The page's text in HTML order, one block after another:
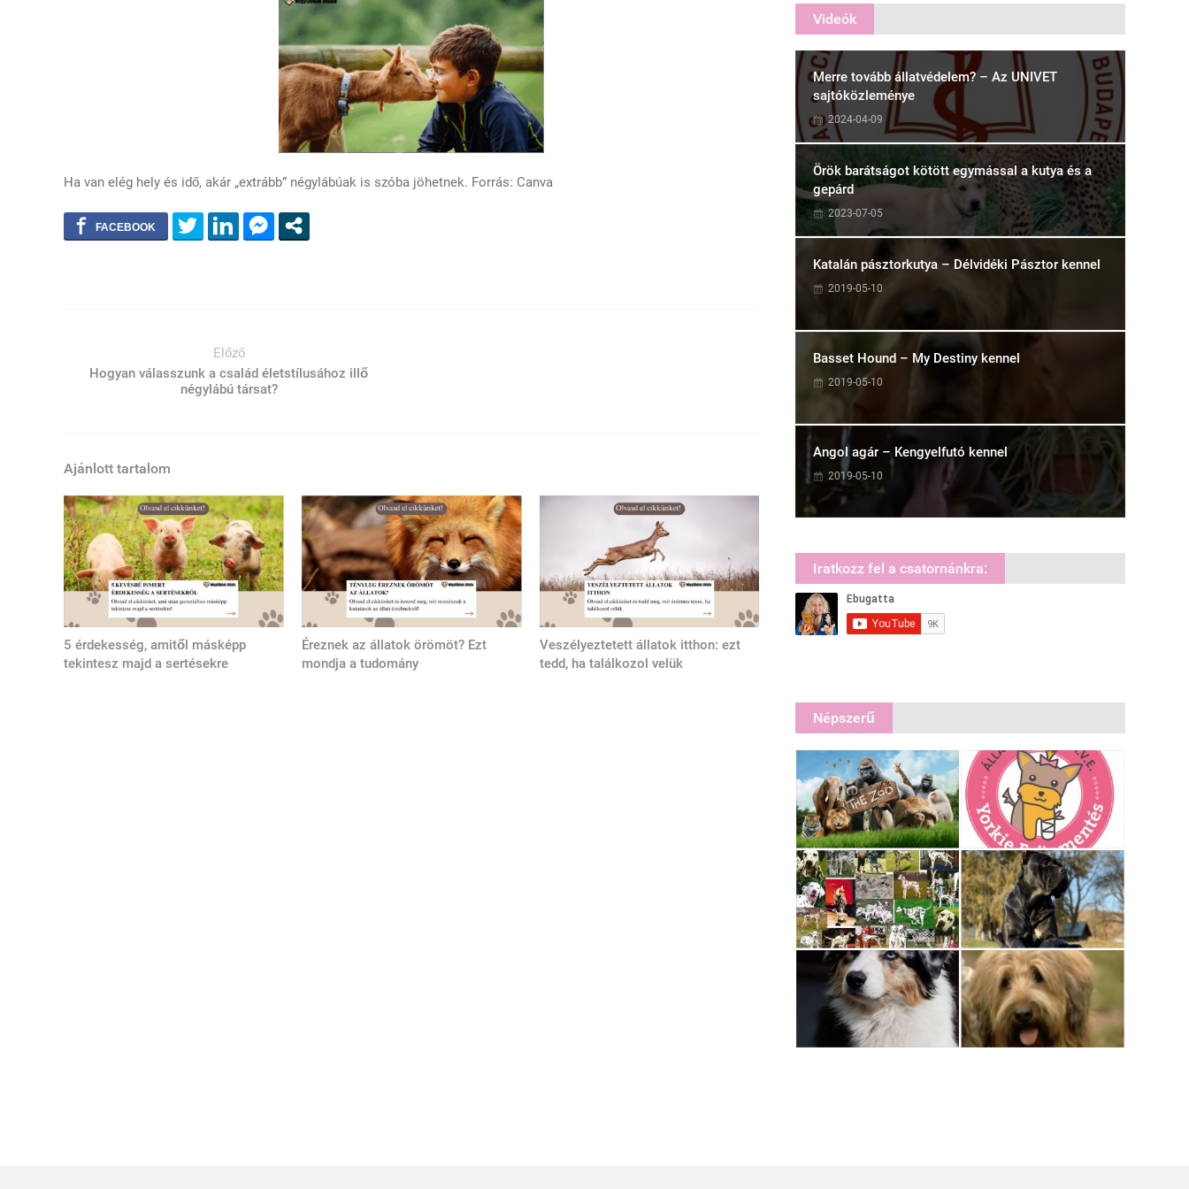
Ha van elég hely és idő, akár „extrább” négylábúak is szóba jöhetnek. Forrás: Canva
Előző
Hogyan válasszunk a család életstílusához illő
négylábú társat?
Ajánlott tartalom
5 érdekesség, amitől másképp
tekintesz majd a sertésekre
Éreznek az állatok örömöt? Ezt
mondja a tudomány
Veszélyeztetett állatok itthon: ezt
tedd, ha találkozol velük
Videók
Merre tovább állatvédelem? – Az UNIVET
sajtóközleménye
2024-04-09
Örök barátságot kötött egymással a kutya és a
gepárd
2023-07-05
Katalán pásztorkutya – Délvidéki Pásztor kennel
2019-05-10
Basset Hound – My Destiny kennel
2019-05-10
Angol agár – Kengyelfutó kennel
2019-05-10
Iratkozz fel a csatornánkra:
Népszerű